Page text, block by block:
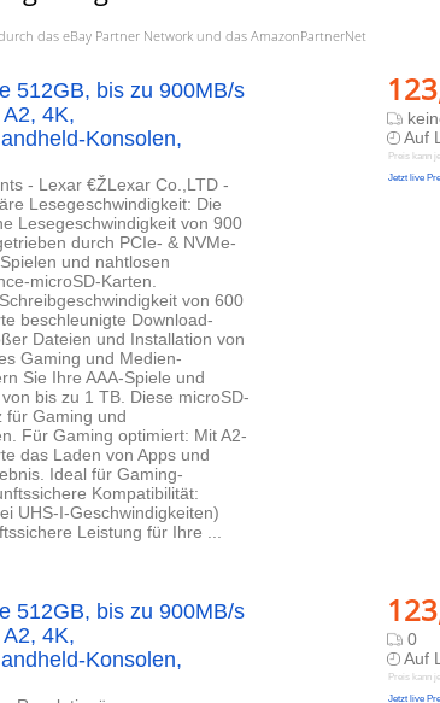
das eBay Partner Network und das AmazonPartnerNet
Auf
Preis kann
Jetzt live
512GB, bis zu 900MB/s
4K,
Konsolen,
- Lexar €ŽLexar Co.,LTD -
Lesegeschwindigkeit: Die
Lesegeschwindigkeit von 900
durch PCIe- & NVMe-
und nahtlosen
microSD-Karten.
von 600
beschleunigte Download-
Dateien und Installation von
Gaming und Medien-
Sie Ihre AAA-Spiele und
bis zu 1 TB. Diese microSD-
für Gaming und
Für Gaming optimiert: Mit A2-
das Laden von Apps und
Ideal für Gaming-
Kompatibilität:
UHS-I-Geschwindigkeiten)
Leistung für Ihre ...
0
Auf
Preis kann
Jetzt live
512GB, bis zu 900MB/s
4K,
Konsolen,